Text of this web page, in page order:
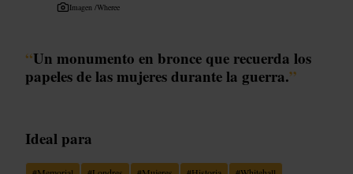
Imagen /Wheree
“Un monumento en bronce que recuerda los
papeles de las mujeres durante la guerra.”
Ideal para